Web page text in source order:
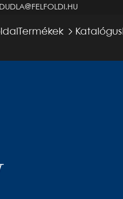
Termékek Katalógus